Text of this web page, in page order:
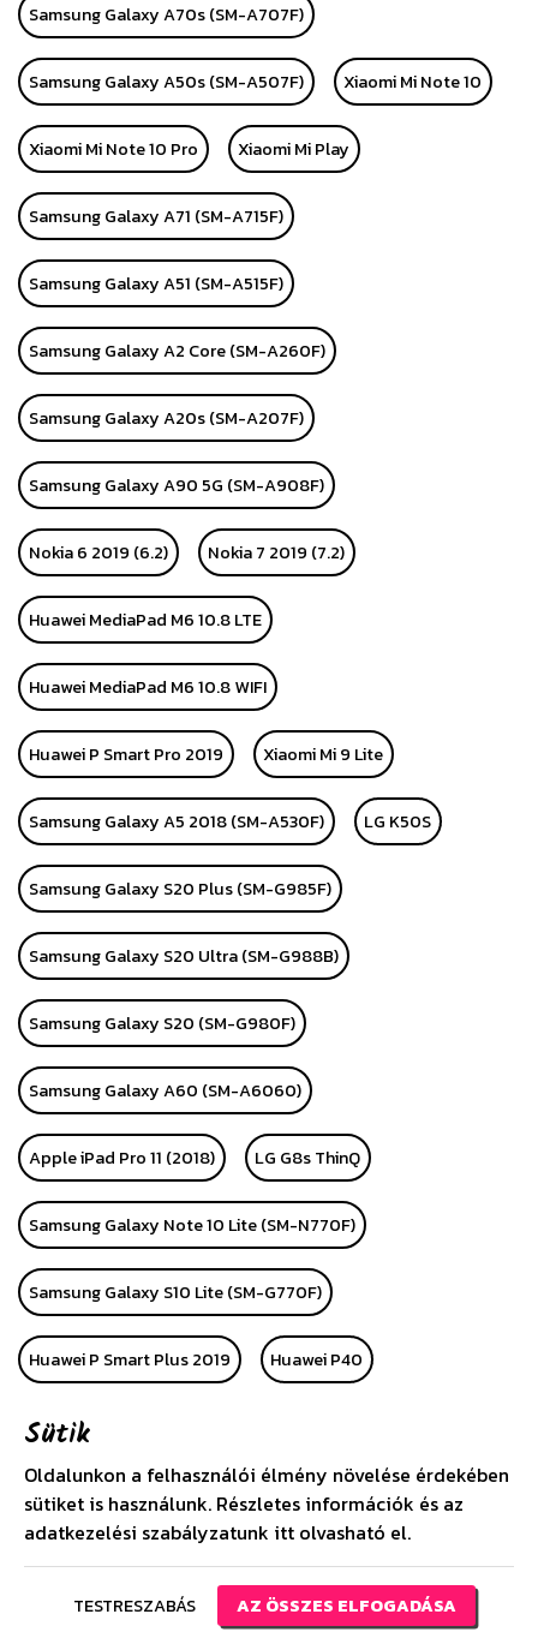
Samsung Galaxy A70s (SM-A707F)
Samsung Galaxy A50s (SM-A507F) Xiaomi Mi Note 10
Xiaomi Mi Note 10 Pro Xiaomi Mi Play
Samsung Galaxy A71 (SM-A715F)
Samsung Galaxy A51 (SM-A515F)
Samsung Galaxy A2 Core (SM-A260F)
Samsung Galaxy A20s (SM-A207F)
Samsung Galaxy A90 5G (SM-A908F)
Nokia 6 2019 (6.2) Nokia 7 2019 (7.2)
Huawei MediaPad M6 10.8 LTE
Huawei MediaPad M6 10.8 WIFI
Huawei P Smart Pro 2019 Xiaomi Mi 9 Lite
Samsung Galaxy A5 2018 (SM-A530F) LG K50S
Samsung Galaxy S20 Plus (SM-G985F)
Samsung Galaxy S20 Ultra (SM-G988B)
Samsung Galaxy S20 (SM-G980F)
Samsung Galaxy A60 (SM-A6060)
Apple iPad Pro 11 (2018) LG G8s ThinQ
Samsung Galaxy Note 10 Lite (SM-N770F)
Samsung Galaxy S10 Lite (SM-G770F)
Huawei P Smart Plus 2019 Huawei P40
Huawei P40 Pro
Apple iPhone SE (2020) Huawei P40 Lite
Huawei P40 Lite E Samsung Galaxy A21 (SM-A210F)
Xiaomi Redmi Note 9S
Sütik
Oldalunkon a felhasználói élmény növelése érdekében
sütiket is használunk. Részletes információk és az
adatkezelési szabályzatunk itt olvasható el.
TESTRESZABÁS AZ ÖSSZES ELFOGADÁSA